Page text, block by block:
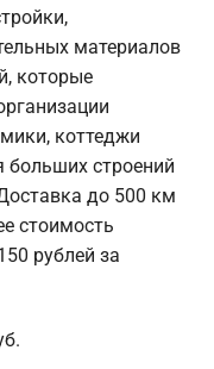
материалов
которые
коттеджи
строений
до 500 км
стоимость
рублей за